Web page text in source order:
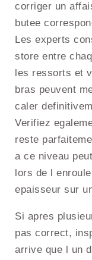
corriger un
butee
Les experts
store entre
les ressorts et
bras peuvent
caler
Verifiez
reste
a ce niveau
lors de l
epaisseur sur
Si apres
pas correct,
arrive que l un